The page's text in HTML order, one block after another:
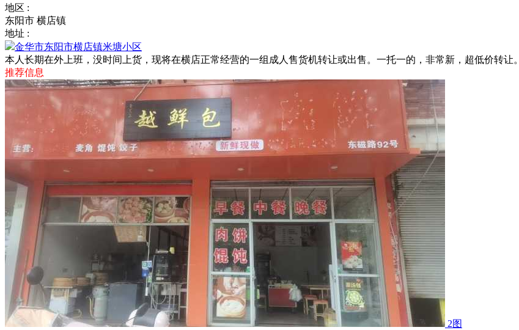
地区 :
东阳市 横店镇
地址 :
金华市东阳市横店镇米塘小区
本人长期在外上班，没时间上货，现将在横店正常经营的一组成人售货机转让或出售。一托一的，非常新，超低价转让。
推荐信息
2图